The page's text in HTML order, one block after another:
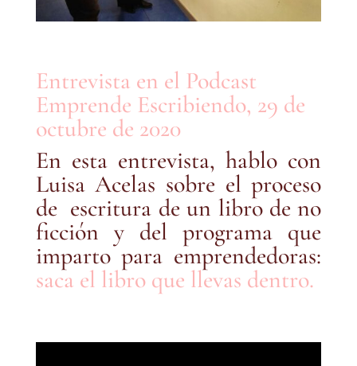
Entrevista en el Podcast
Emprende Escribiendo, 29 de
octubre de 2020
En esta entrevista, hablo con
Luisa Acelas sobre el proceso
de escritura de un libro de no
ficción y del programa que
imparto para emprendedoras:
saca el libro que llevas dentro.